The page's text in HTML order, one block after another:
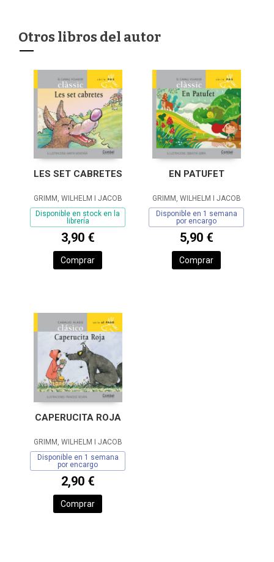
Otros libros del autor
LES SET CABRETES
GRIMM, WILHELM I JACOB
Disponible en stock en la
librería
3,90 €
Comprar
EN PATUFET
GRIMM, WILHELM I JACOB
Disponible en 1 semana
por encargo
5,90 €
Comprar
CAPERUCITA ROJA
GRIMM, WILHELM I JACOB
Disponible en 1 semana
por encargo
2,90 €
Comprar